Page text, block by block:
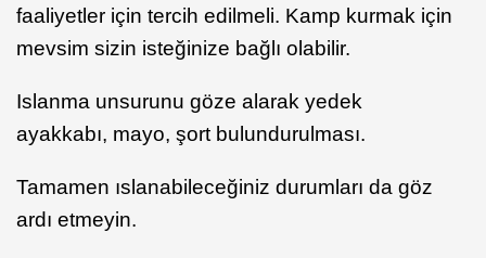
faaliyetler için tercih edilmeli. Kamp kurmak için
mevsim sizin isteğinize bağlı olabilir.
Islanma unsurunu göze alarak yedek
ayakkabı, mayo, şort bulundurulması.
Tamamen ıslanabileceğiniz durumları da göz
ardı etmeyin.